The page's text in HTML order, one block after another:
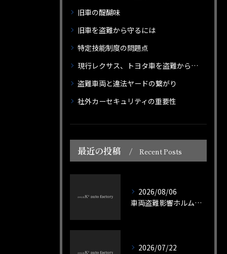
旧車の醍醐味
旧車を盗難から守るには
特定技能制度の問題点
現行レクサス、トヨタ車を盗難から守る術
盗難車両と違法ヤードの繋がり
社外カーセキュリティの重要性
最近の投稿 Recent Posts
2026/08/06
車両盗難影響ホルムズ海峡閉鎖がもたらす経済リスクと実務対策を徹底分析
2026/07/22